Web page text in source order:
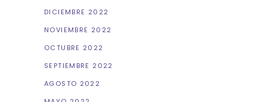
DICIEMBRE 2022
NOVIEMBRE 2022
OCTUBRE 2022
SEPTIEMBRE 2022
AGOSTO 2022